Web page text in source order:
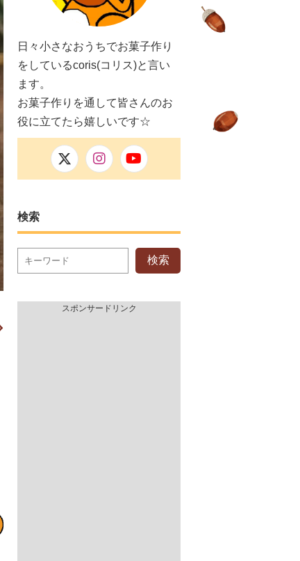
日々小さなおうちでお菓子作り
をしているcoris(コリス)と言い
ます。
お菓子作りを通して皆さんのお
役に立てたら嬉しいです☆
検索
検索
スポンサードリンク